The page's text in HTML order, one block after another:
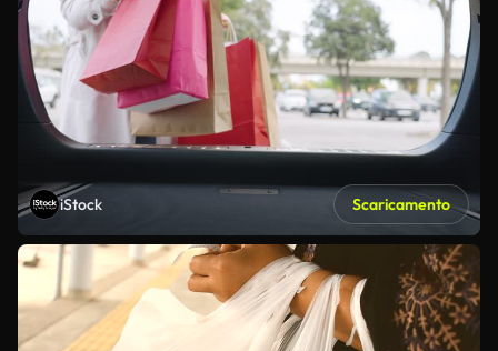
iStock Scaricamento